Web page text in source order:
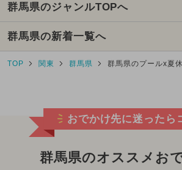
群馬県のジャンルTOPへ
群馬県の新着一覧へ
TOP 関東 群馬県 群馬県のプールx夏
おでかけ先に迷ったら
群馬県のオススメお